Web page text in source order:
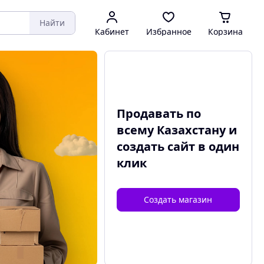
Найти
Кабинет Избранное Корзина
Продавать по
всему Казахстану и
создать сайтв один
клик
Создать магазин